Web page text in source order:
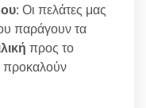
: Οι πελάτες μας
παράγουν τα
προς το
προκαλούν